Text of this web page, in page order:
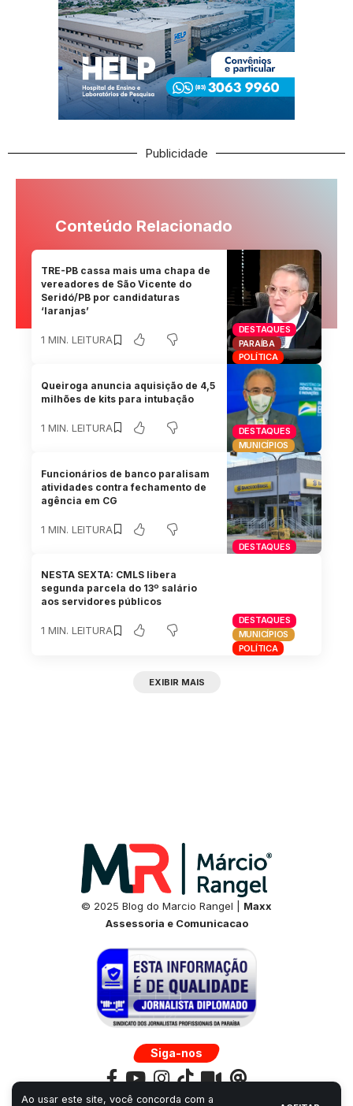
Ao usar este site, você concorda com a
Publicidade
Conteúdo Relacionado
DESTAQUES
PARAÍBA
POLÍTICA
TRE-PB cassa mais uma chapa de
vereadores de São Vicente do
Seridó/PB por candidaturas
‘laranjas’
1 MIN. LEITURA
DESTAQUES
MUNICÍPIOS
Queiroga anuncia aquisição de 4,5
milhões de kits para intubação
1 MIN. LEITURA
DESTAQUES
Funcionários de banco paralisam
atividades contra fechamento de
agência em CG
1 MIN. LEITURA
DESTAQUES
MUNICÍPIOS
POLÍTICA
NESTA SEXTA: CMLS libera
segunda parcela do 13º salário
aos servidores públicos
1 MIN. LEITURA
EXIBIR MAIS
© 2025 Blog do Marcio Rangel | Maxx
Assessoria e Comunicacao
Siga-nos